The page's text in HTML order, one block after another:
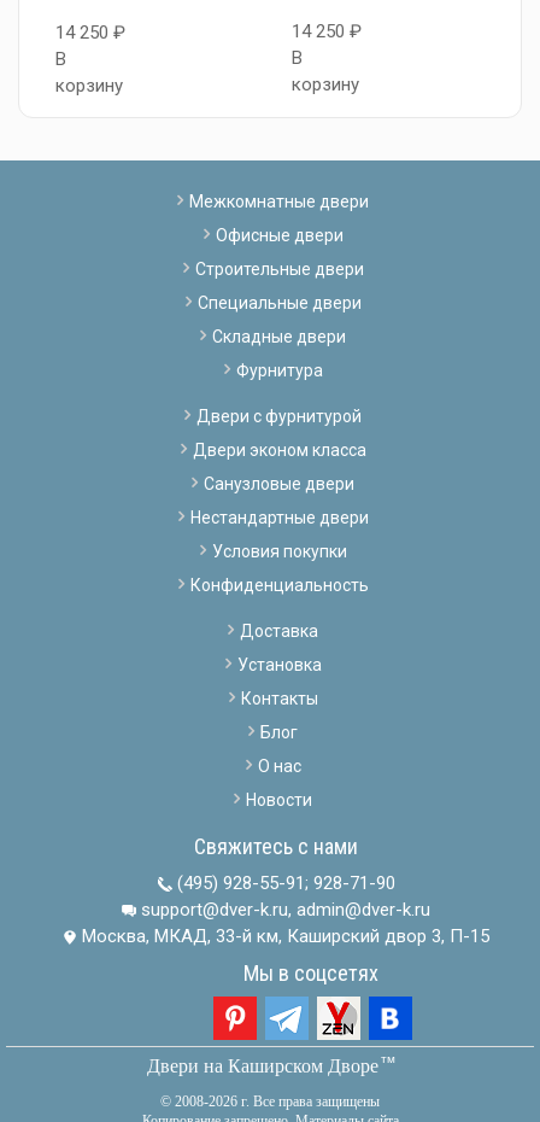
14 250 ₽
В
корзину
14 250 ₽
В
корзину
Межкомнатные двери
Офисные двери
Строительные двери
Специальные двери
Складные двери
Фурнитура
Двери с фурнитурой
Двери эконом класса
Санузловые двери
Нестандартные двери
Условия покупки
Конфиденциальность
Доставка
Установка
Контакты
Блог
О нас
Новости
Свяжитесь с нами
(495) 928-55-91; 928-71-90
support@dver-k.ru, admin@dver-k.ru
Москва, МКАД, 33-й км, Каширский двор 3, П-15
Мы в соцсетях
Двери на Каширском Дворетм
© 2008-2026 г. Все права защищены